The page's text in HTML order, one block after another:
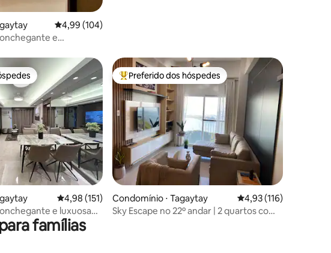
4,99 de uma avaliação média de 5, 104 avaliações
4,99 (104)
e
5, 226 avaliações4,98 de uma avaliação média de 5, 151 avaliações
4,98 (151)
e luxuosa
Entre os melhores preferidos dos hóspedes
Preferido dos hóspedes
Condomínio ⋅ Tagaytay 4,93 de uma avaliação
4,93 (116)
Sky Escape no 22º andar | 2 quartos com
famílias